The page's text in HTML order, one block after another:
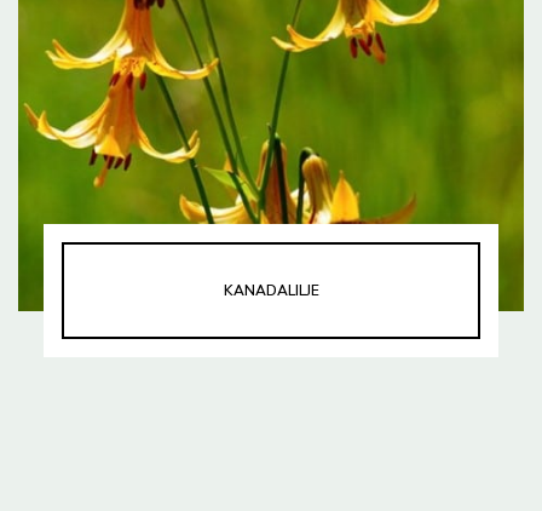
KANADALILJE